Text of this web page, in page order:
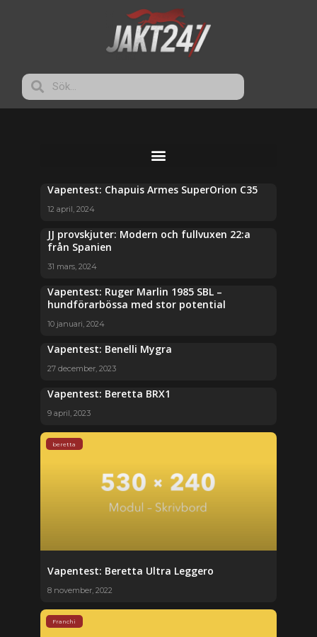
Vapentest: Chapuis Armes SuperOrion C35
12 april, 2024
JJ provskjuter: Modern och fullvuxen 22:a
från Spanien
31 mars, 2024
Vapentest: Ruger Marlin 1985 SBL –
hundförarbössa med stor potential
10 januari, 2024
Vapentest: Benelli Mygra
27 december, 2023
Vapentest: Beretta BRX1
9 april, 2023
beretta
Vapentest: Beretta Ultra Leggero
8 november, 2022
Franchi